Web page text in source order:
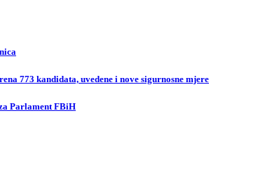
773 kandidata, uvedene i nove sigurnosne mjere
Parlament FBiH